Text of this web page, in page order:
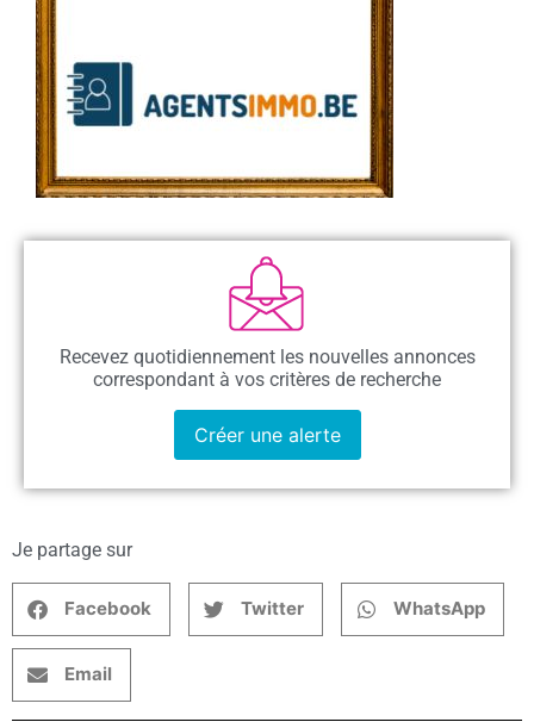
Recevez quotidiennement les nouvelles annonces
correspondant à vos critères de recherche
Créer une alerte
Je partage sur
Facebook Twitter WhatsApp
Email